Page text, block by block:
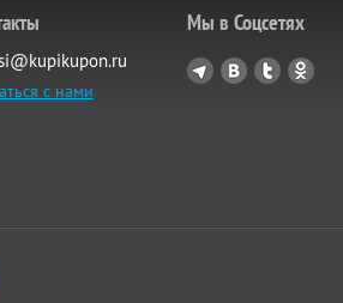
с нами
Мы в Соцсетях